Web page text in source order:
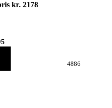
kr. 2178
4886